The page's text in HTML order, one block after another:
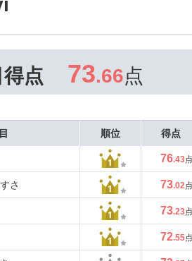
点 73.66点
順位 得点
76.43点
さ 73.02点
73.23点
72.55点